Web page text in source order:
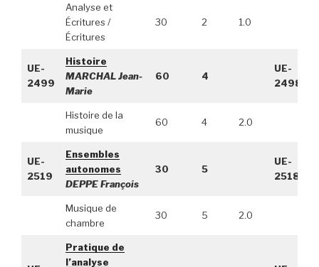
Analyse et
Écritures /
Écritures
30 2 1.0
UE-
2499
Histoire
MARCHAL Jean-
Marie
60 4
UE-
2498
Histoire de la
musique
60 4 2.0
UE-
2519
Ensembles
autonomes
DEPPE François
30 5
UE-
2518
Musique de
chambre
30 5 2.0
Pratique de
l’analyse